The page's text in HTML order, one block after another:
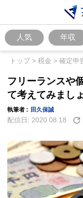
人気 年収
トップ> 税金 > 確定申
フリーランスや
て考えてみまし
執筆者 : 田久保誠
配信日: 2020.08.18